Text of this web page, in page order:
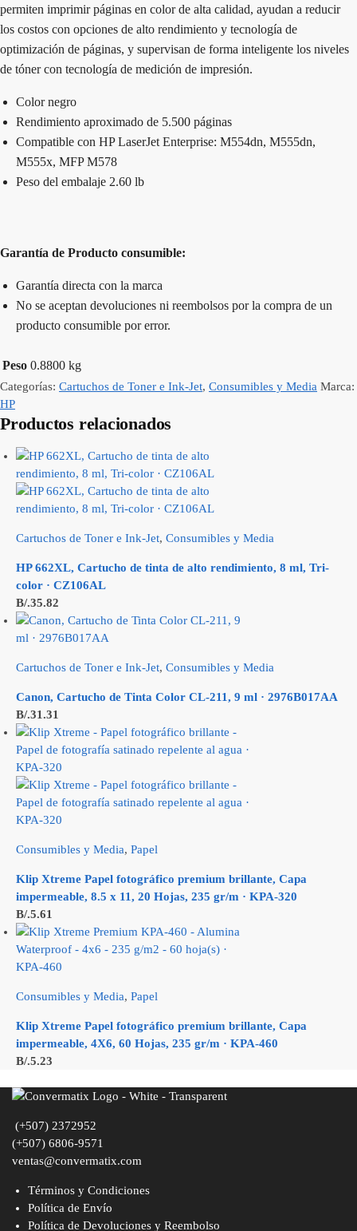
permiten imprimir páginas en color de alta calidad, ayudan a reducir
los costos con opciones de alto rendimiento y tecnología de
optimización de páginas, y supervisan de forma inteligente los niveles
de tóner con tecnología de medición de impresión.
Color negro
Rendimiento aproximado de 5.500 páginas
Compatible con HP LaserJet Enterprise: M554dn, M555dn,
M555x, MFP M578
Peso del embalaje 2.60 lb
Garantía de Producto consumible:
Garantía directa con la marca
No se aceptan devoluciones ni reembolsos por la compra de un
producto consumible por error.
Peso 0.8800 kg
Categorías: Cartuchos de Toner e Ink-Jet, Consumibles y Media Marca:
HP
Productos relacionados
Cartuchos de Toner e Ink-Jet, Consumibles y Media
HP 662XL, Cartucho de tinta de alto rendimiento, 8 ml, Tri-
color · CZ106AL
B/.35.82
Cartuchos de Toner e Ink-Jet, Consumibles y Media
Canon, Cartucho de Tinta Color CL-211, 9 ml · 2976B017AA
B/.31.31
Consumibles y Media, Papel
Klip Xtreme Papel fotográfico premium brillante, Capa
impermeable, 8.5 x 11, 20 Hojas, 235 gr/m · KPA-320
B/.5.61
Consumibles y Media, Papel
Klip Xtreme Papel fotográfico premium brillante, Capa
impermeable, 4X6, 60 Hojas, 235 gr/m · KPA-460
B/.5.23
(+507) 2372952
(+507) 6806-9571
ventas@convermatix.com
Términos y Condiciones
Política de Envío
Política de Devoluciones y Reembolso